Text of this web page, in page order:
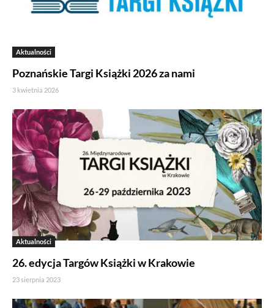
Aktualności
Poznańskie Targi Książki 2026 za nami
3 kwietnia 2026
Aktualności
26. edycja Targów Książki w Krakowie
23 sierpnia 2023